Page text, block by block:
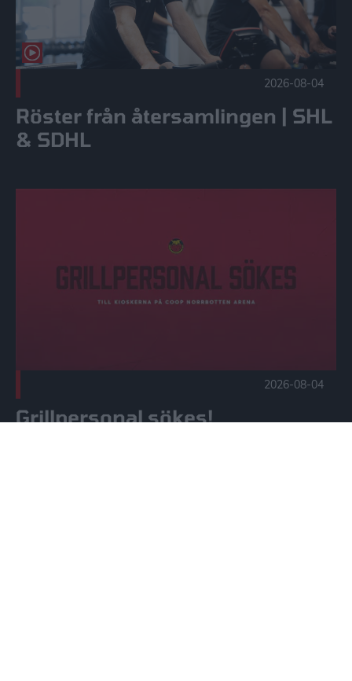
2026-08-04
Röster från återsamlingen | SHL
& SDHL
2026-08-04
Grillpersonal sökes!